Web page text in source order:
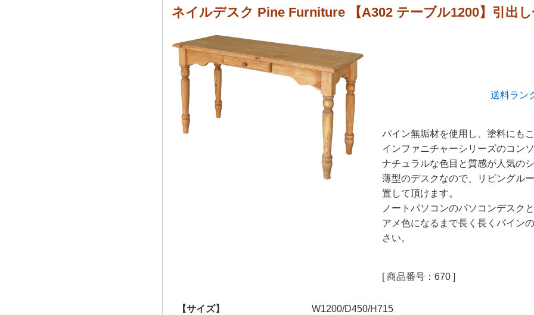
ネイルデスク Pine Furniture 【A302 テーブル1200】引出
送料ラン
パイン無垢材を使用し、塗料にも
インファニチャーシリーズのコン
ナチュラルな色目と質感が人気の
薄型のデスクなので、リビングル
置して頂けます。
ノートパソコンのパソコンデスク
アメ色になるまで長く長くパイン
さい。
[ 商品番号：670 ]
【サイズ】 W1200/D450/H715